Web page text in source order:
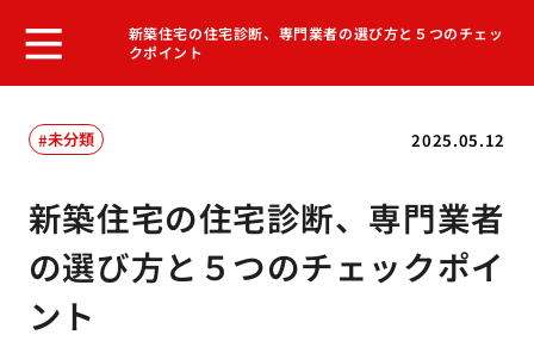
新築住宅の住宅診断、専門業者の選び方と５つのチェッ
クポイント
2025.05.12
未分類
新築住宅の住宅診断、専門業者
の選び方と５つのチェックポイ
ント